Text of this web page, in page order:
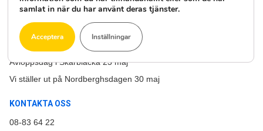
Avloppskväll i Närkesberg!
Välkommen nya Oxyfix R-90!
Avloppsdag i Rimbo 23 maj
Avloppsdag i Skärblacka 23 maj
Vi ställer ut på Nordberghsdagen 30 maj
KONTAKTA OSS
08-83 64 22
samlat in när du har använt deras tjänster.
Acceptera Inställningar